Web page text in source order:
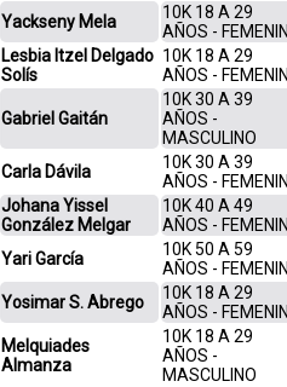
Yackseny Mela
10K 18 A 29
AÑOS -
Lesbia Itzel Delgado
Solís
10K 18 A 29
AÑOS -
Gabriel Gaitán
10K 30 A 39
AÑOS -
MASCULINO
Carla Dávila
10K 30 A 39
AÑOS -
Johana Yissel
González Melgar
10K 40 A 49
AÑOS -
Yari García
10K 50 A 59
AÑOS -
Yosimar S. Abrego
10K 18 A 29
AÑOS -
Melquiades
Almanza
10K 18 A 29
AÑOS -
MASCULINO